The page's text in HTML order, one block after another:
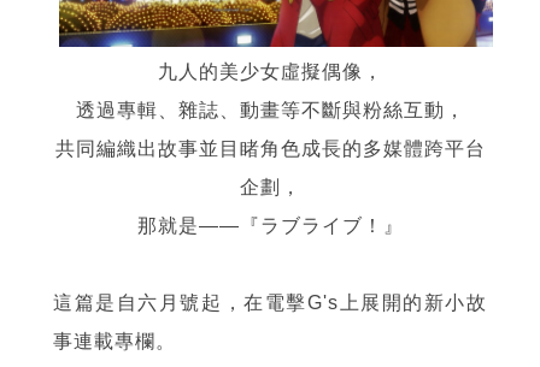
九人的美少女虛擬偶像，
透過專輯、雜誌、動畫等不斷與粉絲互動，
共同編織出故事並目睹角色成長的多媒體跨平台
企劃，
那就是——『ラブライブ！』
這篇是自六月號起，在電擊G's上展開的新小故
事連載專欄。